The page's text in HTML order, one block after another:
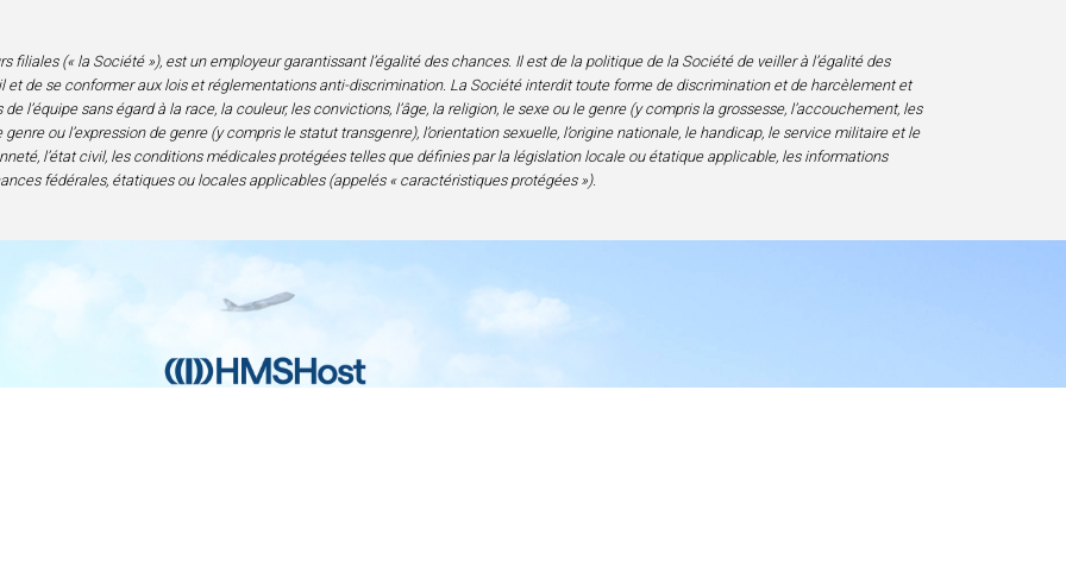
filiales (« la Société »), est un employeur garantissant l’égalité des chances. Il est de la politique de la Société de veiller à l’égalité des
et de se conformer aux lois et réglementations anti-discrimination. La Société interdit toute forme de discrimination et de harcèlement et
l’équipe sans égard à la race, la couleur, les convictions, l’âge, la religion, le sexe ou le genre (y compris la grossesse, l’accouchement, les
ou l’expression de genre (y compris le statut transgenre), l’orientation sexuelle, l’origine nationale, le handicap, le service militaire et le
l’état civil, les conditions médicales protégées telles que définies par la législation locale ou étatique applicable, les informations
fédérales, étatiques ou locales applicables (appelés « caractéristiques protégées »).